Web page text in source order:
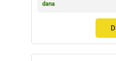
dana